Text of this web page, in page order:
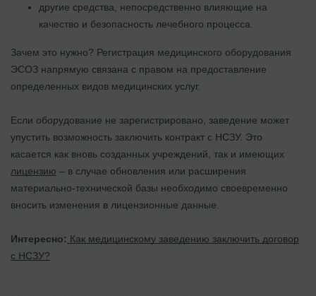
другие средства, непосредственно влияющие на
качество и безопасность лечебного процесса.
Зачем это нужно? Регистрация медицинского оборудования
ЭСОЗ напрямую связана с правом на предоставление
определенных видов медицинских услуг.
Если оборудование не зарегистрировано, заведение может
упустить возможность заключить контракт с НСЗУ. Это
касается как вновь созданных учреждений, так и имеющих
лицензию – в случае обновления или расширения
материально-технической базы необходимо своевременно
вносить изменения в лицензионные данные.
Интересно: Как медицинскому заведению заключить договор
с НСЗУ?